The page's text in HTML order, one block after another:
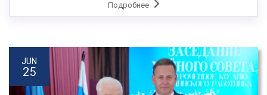
Подробнее
JUN
25